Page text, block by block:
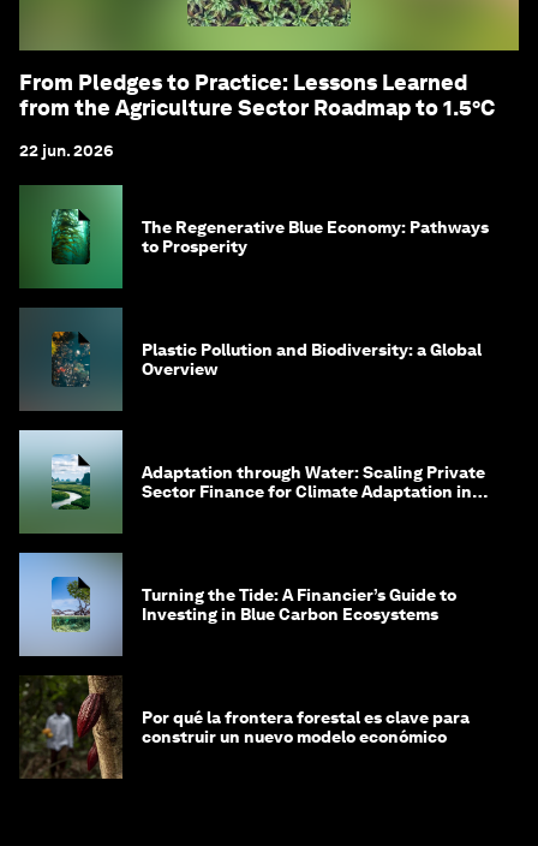
From Pledges to Practice: Lessons Learned
from the Agriculture Sector Roadmap to 1.5°C
22 jun. 2026
The Regenerative Blue Economy: Pathways
to Prosperity
Plastic Pollution and Biodiversity: a Global
Overview
Adaptation through Water: Scaling Private
Sector Finance for Climate Adaptation in
Turning the Tide: A Financier’s Guide to
Investing in Blue Carbon Ecosystems
Por qué la frontera forestal es clave para
construir un nuevo modelo económico